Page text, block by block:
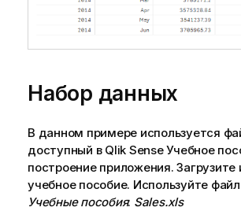
Набор данных
В данном примере используется
доступный в Qlik SenseУчебное
построение приложения. Загрузите
учебное пособие. Используйте файл
Учебные пособия: Sales.xls